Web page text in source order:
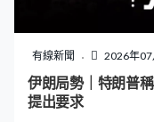
在80%、五分四，
五分四；但他做平台
再高一點。（計算平
看過去的收入，我
看一個月，因為一個
有線新聞 2026年07
伊朗局勢｜特朗普
提出要求